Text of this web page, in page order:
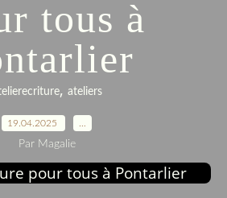
tous à
, ateliers
19.04.2025
Par Magalie